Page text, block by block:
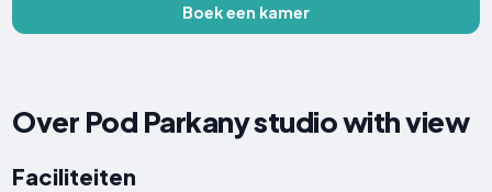
Boek een kamer
Over Pod Parkany studio with view
Faciliteiten